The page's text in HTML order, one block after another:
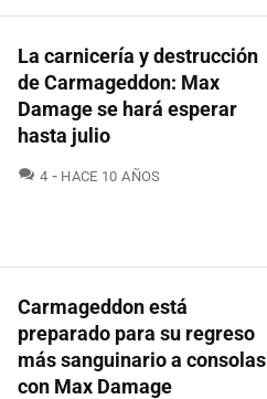
La carnicería y destrucción
de Carmageddon: Max
Damage se hará esperar
hasta julio
4 COMENTARIOS
HACE 10 AÑOS
Carmageddon está
preparado para su regreso
más sanguinario a consolas
con Max Damage